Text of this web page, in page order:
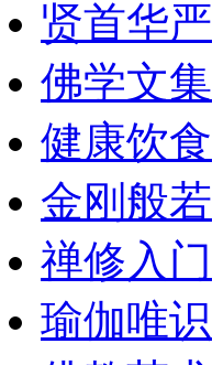
贤首华严
佛学文集
健康饮食
金刚般若
禅修入门
瑜伽唯识